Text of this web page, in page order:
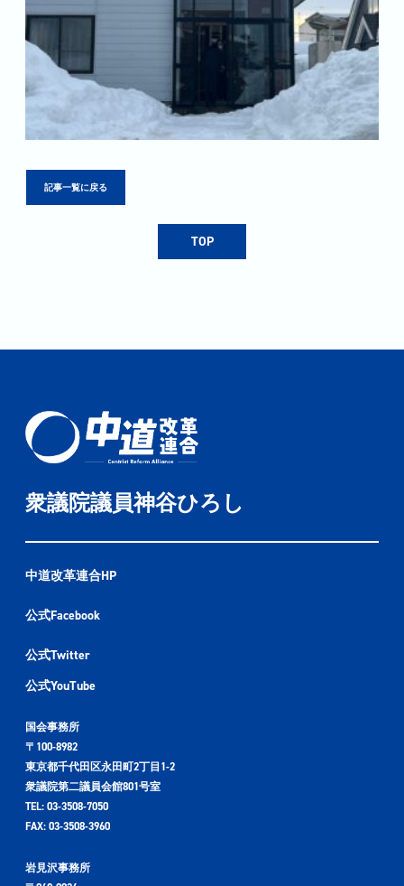
記事一覧に戻る
TOP
衆議院議員神谷ひろし
中道改革連合HP
公式Facebook
公式Twitter
公式YouTube
国会事務所
〒100-8982
東京都千代田区永田町2丁目1-2
衆議院第二議員会館801号室
TEL: 03-3508-7050
FAX: 03-3508-3960
岩見沢事務所